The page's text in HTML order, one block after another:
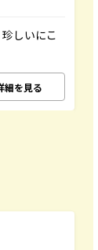
しいにこ
細を見る